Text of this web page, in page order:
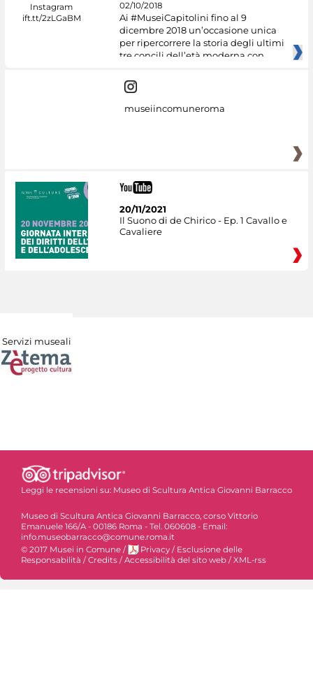
02/10/2018
Ai #MuseiCapitolini fino al 9
dicembre 2018 un’occasione unica
per ripercorrere la storia degli ultimi
tre concili dell’età moderna con
museiincomuneroma
20/11/2021
Il Suono di de Chirico - Ep. 1 Cavallo e
Cavaliere
Servizi museali
Leggi le recensioni su: Museo di Scultura Antica Giovanni Barracco
Museo di Scultura Antica Giovanni Barracco, corso Vittorio
Emanuele 166/A - 00186 Roma - Tel. 060608 - Email:
info.museobarracco@comune.roma.it
© 2017 Musei in Comune / Privacy / Esclusione delle
Responsabilità /Credits /Accessibilità del sito web /XML-rss